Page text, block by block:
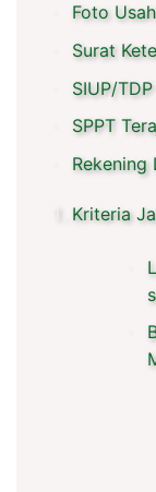
Foto
Surat
SIUP/
SPPT
Rekening
Kriteria